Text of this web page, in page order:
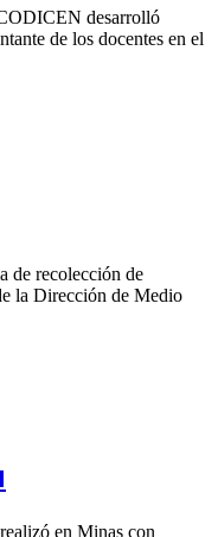
desarrolló
de los docentes en el
de recolección de
la Dirección de Medio
en Minas con